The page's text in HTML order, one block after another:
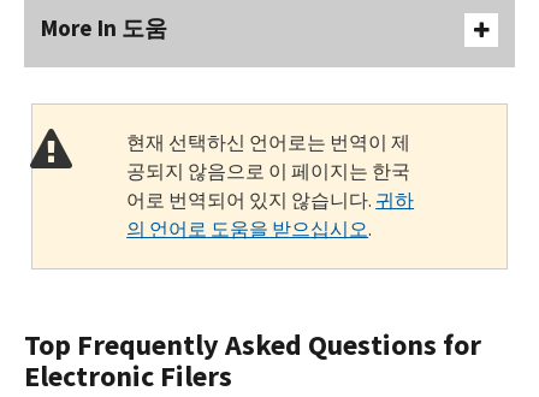
More In 도움
현재 선택하신 언어로는 번역이 제
공되지 않음으로 이 페이지는 한국
어로 번역되어 있지 않습니다. 귀하
의 언어로 도움을 받으십시오.
Top Frequently Asked Questions for
Electronic Filers